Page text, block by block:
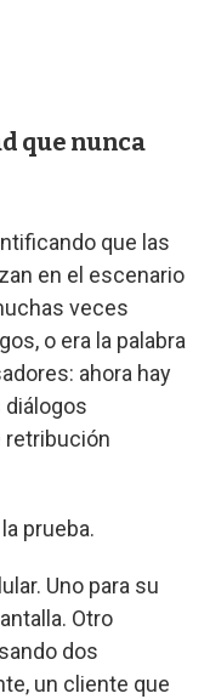
que nunca
que las
en el escenario
veces
o era la palabra
ahora hay
retribución
prueba.
Uno para su
Otro
dos
un cliente que